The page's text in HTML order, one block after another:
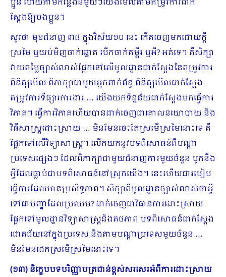
ស្ដែងឱ្យបងប្អូន។
សួរថា មុខជំនាញ ៣៨ ក្នុងវិស័យ១០ នេះ កើតចេញមកដោយក្ដី
ស្រមៃ ឬយប់មិញចាក់ឆ្នោត បើកចាក់គម្ពីរ ឬអី? អត់ទេ។ គឺសិក្សា
វាយតម្លៃច្បាស់លាស់ផ្អែកទៅលើមូលដ្ឋានជាក់ស្ដែងនៃតម្រូវការ
ពិនិត្យមើល ពិភាក្សាជាមួយអ្នកពាក់ព័ន្ធ ពិនិត្យមើលជាក់ស្ដែង
តម្រូវការទីផ្សារការងារ … យើងយកទិន្នន័យជាក់​ស្ដែងមកធ្វើការ
វិភាគ​។ ធ្វើការវិភាគហើយបានដាក់ចេញជាគោលនយោបាយ និង
វិធីសាស្រ្តដោះស្រាយ … មិនមែនចេះតែស្រមើស្រមៃនោះទេ គឺ
ផ្អែកទៅលើវិទ្យាសាស្រ្ត។ លើកយកនូវបទពិសោធន៍ពីបណ្ដា
ប្រទេសផ្សេងៗ ដែលពិភាក្សាជា​មួយជំនាញការមួយចំនួន បូកនឹង
អ្វីដែលធ្លាប់ជាបទពិសោធន៍នៅស្រុកយើង។ នេះហើយជារបៀប
ធ្វើការដែលមានប្រសិទ្ធភាព។ សិក្សាពីមូលដ្ឋានច្បាស់លាស់ថាអ្វី
ទៅជាបញ្ហាដែលប្រឈម? ដាក់ចេញជាវិធានការដោះស្រាយ
ផ្អែកទៅមូលដ្ឋានវិទ្យាសាស្រ្តនិងតថភាព បទពិសោធន៍ជាក់ស្ដែង
ជោគជ័យនៅក្នុងប្រទេស និងតាមបណ្ដាប្រទេសមួយចំនួន …
មិនមែនដេកស្រមើស្រមៃនោះទេ។
(១៣) និក្ខេបបទបរិញ្ញាបត្រជាន់ខ្ពស់សរសេរអំពីការដោះស្រាយ